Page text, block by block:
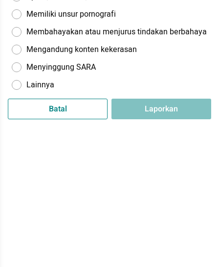
Memiliki unsur pornografi
Membahayakan atau menjurus tindakan berbahaya
Mengandung konten kekerasan
Menyinggung SARA
Lainnya
Batal Laporkan